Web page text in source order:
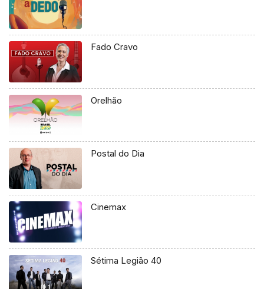
Fado Cravo
Orelhão
Postal do Dia
Cinemax
Sétima Legião 40